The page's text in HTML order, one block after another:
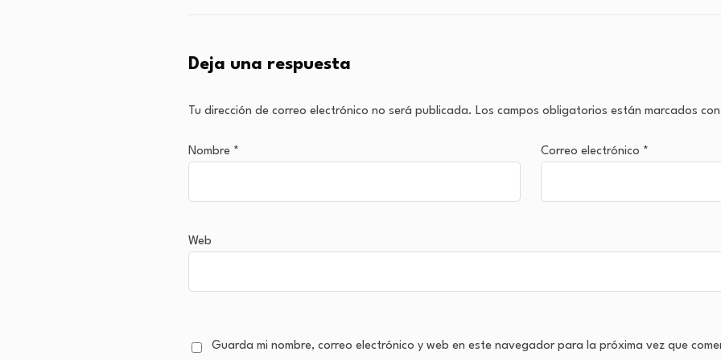
Deja una respuesta
Tu dirección de correo electrónico no será publicada. Los campos obligatorios están marcados con
Nombre * Correo electrónico *
Web
Guarda mi nombre, correo electrónico y web en este navegador para la próxima vez que